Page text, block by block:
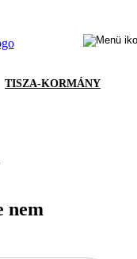
TISZA-KORMÁNY
nem